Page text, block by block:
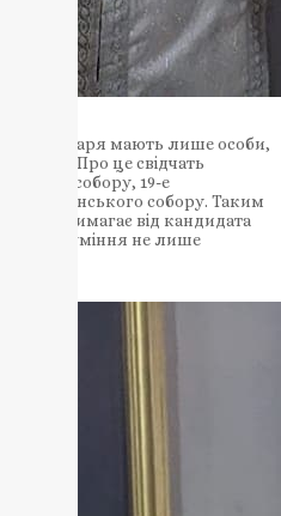
до вівтаря мають лише особи,
Про це свідчать
собору, 19-е
VI Вселенського собору. Таким
клір – вимагає від кандидата
та розуміння не лише